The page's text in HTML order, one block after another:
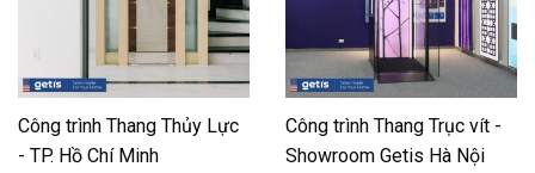
Công trình Thang Thủy Lực
- TP. Hồ Chí Minh
Công trình Thang Trục vít -
Showroom Getis Hà Nội